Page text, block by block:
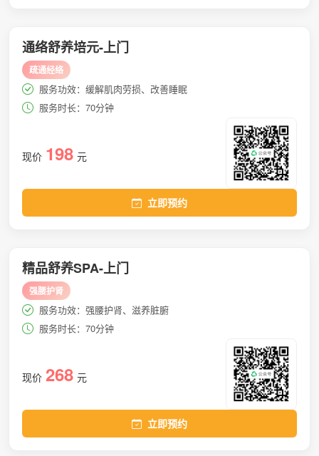
通络舒养培元-上门
疏通经络
服务功效：缓解肌肉劳损、改善睡眠
服务时长：70分钟
现价 198 元
立即预约
精品舒养SPA-上门
强腰护肾
服务功效：强腰护肾、滋养脏腑
服务时长：70分钟
现价 268 元
立即预约